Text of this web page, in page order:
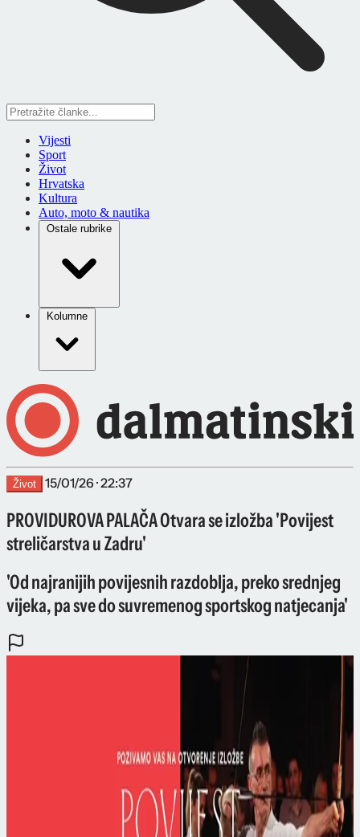
Vijesti
Sport
Život
Hrvatska
Kultura
Auto, moto & nautika
Ostale rubrike
Kolumne
Život 15/01/26 · 22:37
PROVIDUROVA PALAČA Otvara se izložba 'Povijest
streličarstva u Zadru'
'Od najranijih povijesnih razdoblja, preko srednjeg
vijeka, pa sve do suvremenog sportskog natjecanja'